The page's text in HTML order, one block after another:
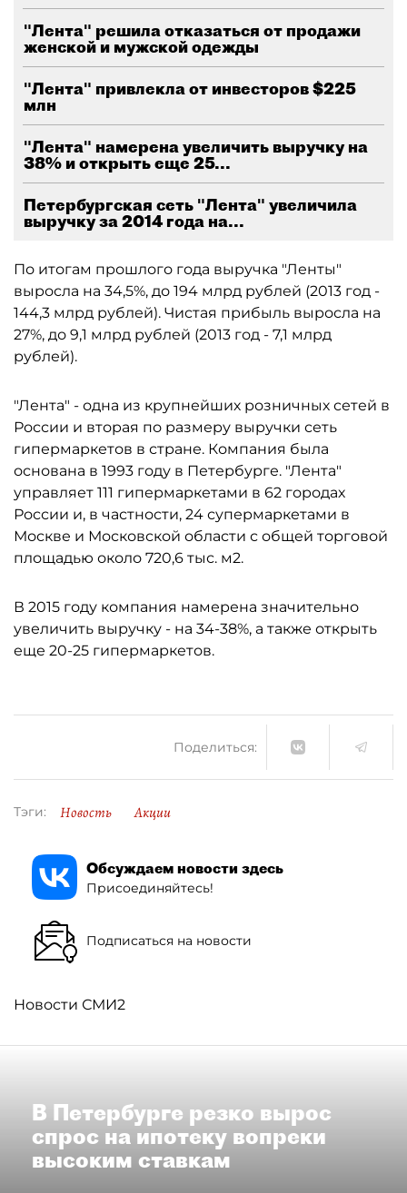
"Лента" решила отказаться от продажи
женской и мужской одежды
"Лента" привлекла от инвесторов $225
млн
"Лента" намерена увеличить выручку на
38% и открыть еще 25...
Петербургская сеть "Лента" увеличила
выручку за 2014 года на...
По итогам прошлого года выручка "Ленты"
выросла на 34,5%, до 194 млрд рублей (2013 год -
144,3 млрд рублей). Чистая прибыль выросла на
27%, до 9,1 млрд рублей (2013 год - 7,1 млрд
рублей).
"Лента" - одна из крупнейших розничных сетей в
России и вторая по размеру выручки сеть
гипермаркетов в стране. Компания была
основана в 1993 году в Петербурге. "Лента"
управляет 111 гипермаркетами в 62 городах
России и, в частности, 24 супермаркетами в
Москве и Московской области с общей торговой
площадью около 720,6 тыс. м2.
В 2015 году компания намерена значительно
увеличить выручку - на 34-38%, а также открыть
еще 20-25 гипермаркетов.
Поделиться:
Тэги: Новость Акции
Обсуждаем новости здесь
Присоединяйтесь!
Подписаться на новости
Новости СМИ2
В Петербурге резко вырос
спрос на ипотеку вопреки
высоким ставкам